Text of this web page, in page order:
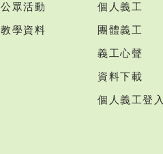
公眾活動
教學資料
個人義工
團體義工
義工心聲
資料下載
個人義工登入